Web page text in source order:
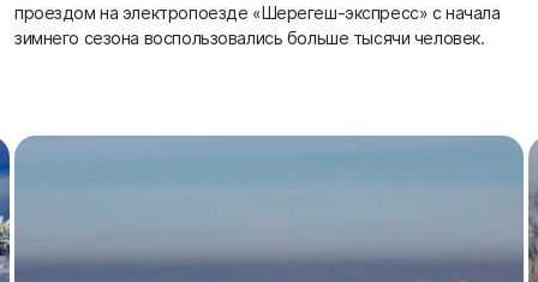
проездом на электропоезде «Шерегеш-экспресс» с начала
зимнего сезона воспользовались больше тысячи человек.